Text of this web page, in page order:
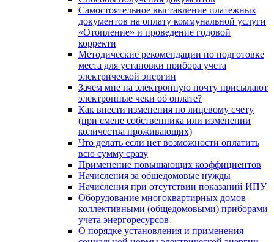
Самостоятельное выставление платежных
документов на оплату коммунальной услуги
«Отопление» и проведение годовой
корректи
Методические рекомендации по подготовке
места для установки прибора учета
электрической энергии
Зачем мне на электронную почту присылают
электронные чеки об оплате?
Как внести изменения по лицевому счету
(при смене собственника или изменении
количества проживающих)
Что делать если нет возможности оплатить
всю сумму сразу
Применение повышающих коэффициентов
Начисления за общедомовые нужды
Начисления при отсутствии показаний ИПУ
Оборудование многоквартирных домов
коллективными (общедомовыми) приборами
учета энергоресурсов
О порядке установления и применения